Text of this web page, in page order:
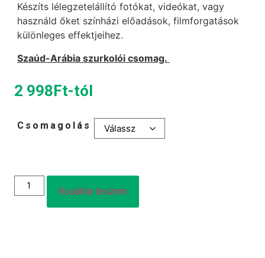
Készíts lélegzetelállító fotókat, videókat, vagy
használd őket színházi előadások, filmforgatások
különleges effektjeihez.
Szaúd-Arábia szurkolói csomag.
2 998Ft-tól
Csomagolás
Kosárba teszem